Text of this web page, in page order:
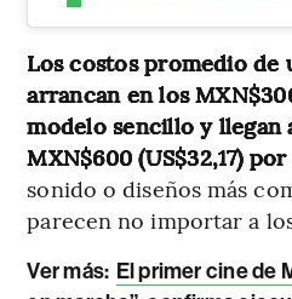
Los costos promedio de
arrancan en los
modelo sencillo y llegan
MXN$600 (US$32,17)
sonido o diseños más
parecen no importar a
Ver más: El primer cine de